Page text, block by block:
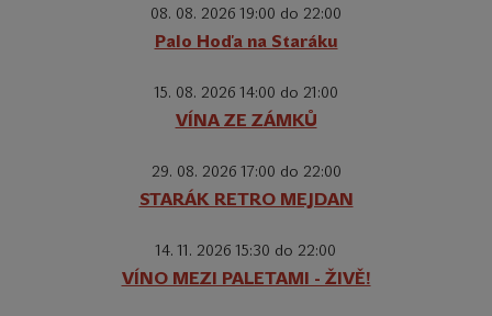
08. 08. 2026 19:00 do 22:00
Palo Hoďa na Staráku
15. 08. 2026 14:00 do 21:00
VÍNA ZE ZÁMKŮ
29. 08. 2026 17:00 do 22:00
STARÁK RETRO MEJDAN
14. 11. 2026 15:30 do 22:00
VÍNO MEZI PALETAMI - ŽIVĚ!